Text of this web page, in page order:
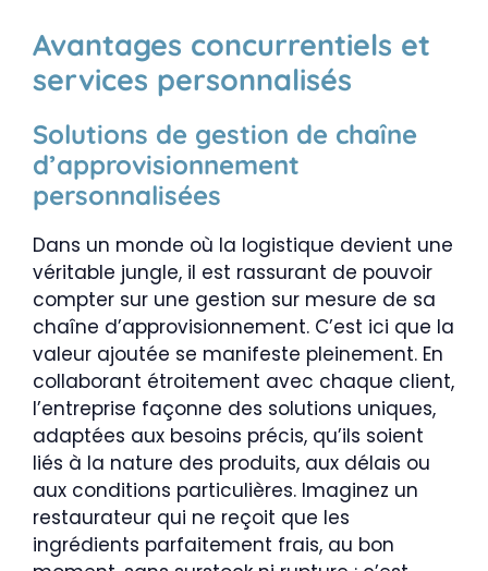
Avantages concurrentiels et
services personnalisés
Solutions de gestion de chaîne
d’approvisionnement
personnalisées
Dans un monde où la logistique devient une
véritable jungle, il est rassurant de pouvoir
compter sur une gestion sur mesure de sa
chaîne d’approvisionnement. C’est ici que la
valeur ajoutée se manifeste pleinement. En
collaborant étroitement avec chaque client,
l’entreprise façonne des solutions uniques,
adaptées aux besoins précis, qu’ils soient
liés à la nature des produits, aux délais ou
aux conditions particulières. Imaginez un
restaurateur qui ne reçoit que les
ingrédients parfaitement frais, au bon